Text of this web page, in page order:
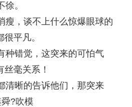
。
，谈不上什么惊爆眼球的
平凡。
错觉，这突来的可怕气
毫关系！
晰的告诉他们，那突来
?吹模